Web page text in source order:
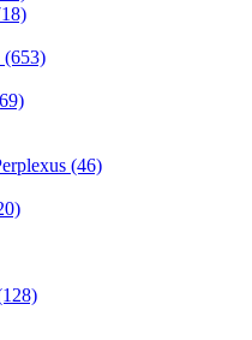
(653)
(46)